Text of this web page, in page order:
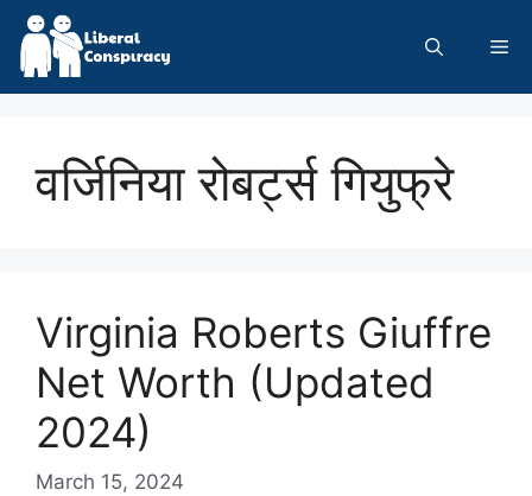
Skip
content
वर्जिनिया रोबर्ट्स गियुफ्रे
Virginia Roberts Giuffre
Net Worth (Updated
2024)
March 15, 2024